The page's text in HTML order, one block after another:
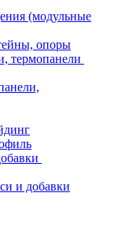
(модульные
опоры
термопанели
и добавки